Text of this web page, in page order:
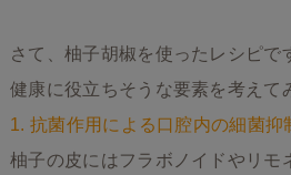
さて、柚子胡椒を使ったレシピで
健康に役立ちそうな要素を考えて
1. 抗菌作用による口腔内の細菌抑
柚子の皮にはフラボノイドやリモ